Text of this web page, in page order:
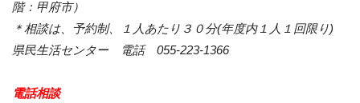
階：甲府市）
＊相談は、予約制、１人あたり３０分(年度内１人１回限り)
県民生活センター 電話 055‐223‐1366
電話相談